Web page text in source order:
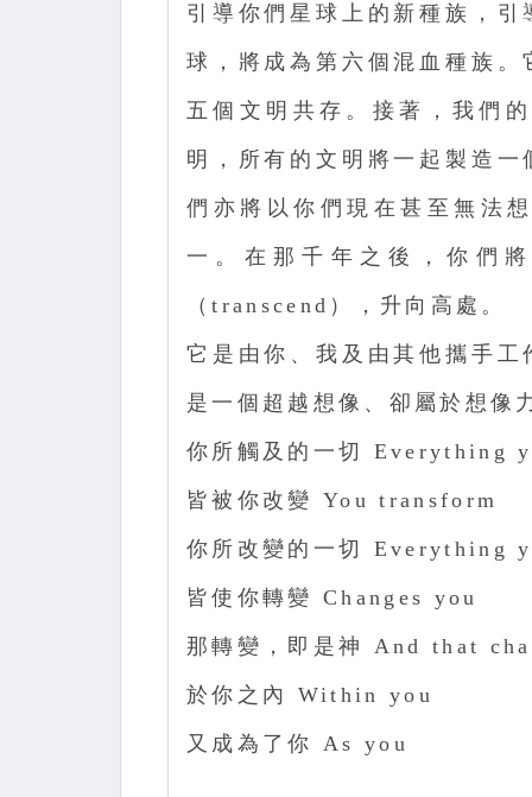
引導你們星球上的新種族，
球，將成為第六個混血種族
五個文明共存。接著，我們
明，所有的文明將一起製造
們亦將以你們現在甚至無法
一。在那千年之後，你們
（transcend），升向高處。
它是由你、我及由其他攜手
是一個超越想像、卻屬於想像
你所觸及的一切 Everything
皆被你改變 You transform
你所改變的一切 Everything
皆使你轉變 Changes you
那轉變，即是神 And that
於你之內 Within you
又成為了你 As you